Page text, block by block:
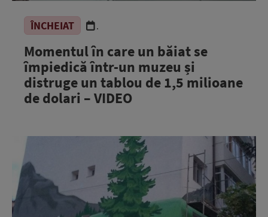
ÎNCHEIAT .
Momentul în care un băiat se
împiedică într-un muzeu și
distruge un tablou de 1,5 milioane
de dolari – VIDEO